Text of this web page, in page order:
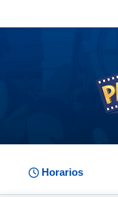
Horarios